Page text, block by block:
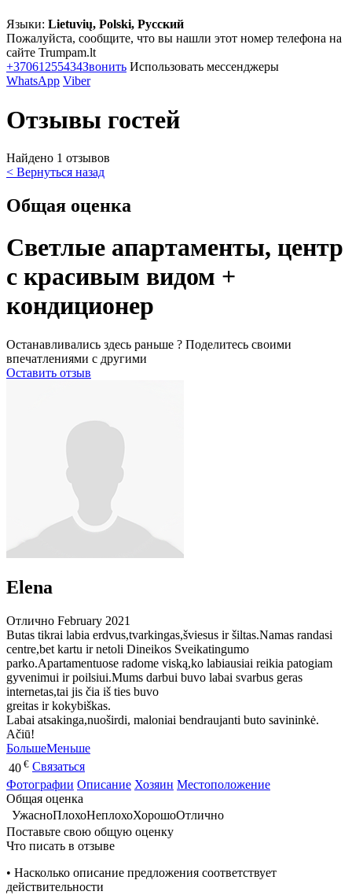
Языки: Lietuvių, Polski, Русский
Пожалуйста, сообщите, что вы нашли этот номер телефона на
сайте Trumpam.lt
+37061255434Звонить Использовать мессенджеры
WhatsApp Viber
Отзывы гостей
Найдено 1 отзывов
< Вернуться назад
Общая оценка
Светлые апартаменты, центр
с красивым видом +
кондиционер
Останавливались здесь раньше ? Поделитесь своими
впечатлениями с другими
Оставить отзыв
Elena
Отлично February 2021
Butas tikrai labia erdvus,tvarkingas,šviesus ir šiltas.Namas randasi
centre,bet kartu ir netoli Dineikos Sveikatingumo
parko.Apartamentuose radome viską,ko labiausiai reikia patogiam
gyvenimui ir poilsiui.Mums darbui buvo labai svarbus geras
internetas,tai jis čia iš ties buvo
greitas ir kokybiškas.
Labai atsakinga,nuoširdi, maloniai bendraujanti buto savininkė.
Ačiū!
БольшеМеньше
40 € Связаться
Фотографии Описание Хозяин Местоположение
Общая оценка
УжасноПлохоНеплохоХорошоОтлично
Поставьте свою общую оценку
Что писать в отзыве
• Насколько описание предложения соответствует
действительности